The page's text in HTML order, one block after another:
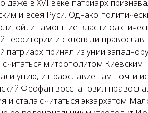
даже в XVI веке патриарх
и всея Руси. Однако
и тамошние власти
территории и склоняли
патриарх принял из унии
митрополитом
унию, и праославие там почти
Феофан восстановил
и стала считаться экзархатом